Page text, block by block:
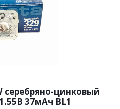
серебряно-цинковый
Renata R 329 1.55В 37мАч BL1